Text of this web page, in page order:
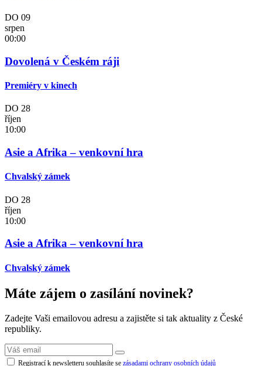
DO 09
srpen
00:00
Dovolená v Českém ráji
Premiéry v kinech
DO 28
říjen
10:00
Asie a Afrika – venkovní hra
Chvalský zámek
DO 28
říjen
10:00
Asie a Afrika – venkovní hra
Chvalský zámek
Máte zájem o zasílání novinek?
Zadejte Vaši emailovou adresu a zajistěte si tak aktuality z České
republiky.
Registrací k newsletteru souhlasíte se zásadami ochrany osobních údajů